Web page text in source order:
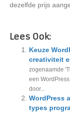
dezelfde prijs
Lees Ook:
Keuze
creativiteit
zogenaamde
een
door...
WordPress
types